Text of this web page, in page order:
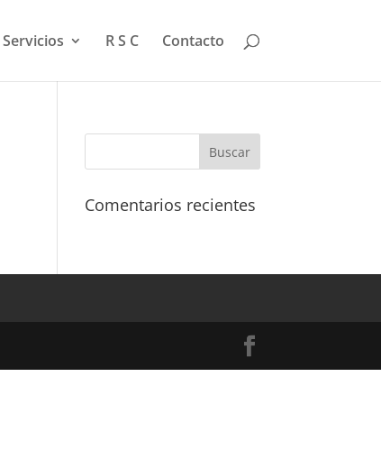
Servicios R S C Contacto
Comentarios recientes